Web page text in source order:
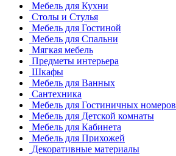
Мебель для Кухни
Столы и Стулья
Мебель для Гостиной
Мебель для Спальни
Мягкая мебель
Предметы интерьера
Шкафы
Мебель для Ванных
Сантехника
Мебель для Гостиничных номеров
Мебель для Детской комнаты
Мебель для Кабинета
Мебель для Прихожей
Декоративные материалы